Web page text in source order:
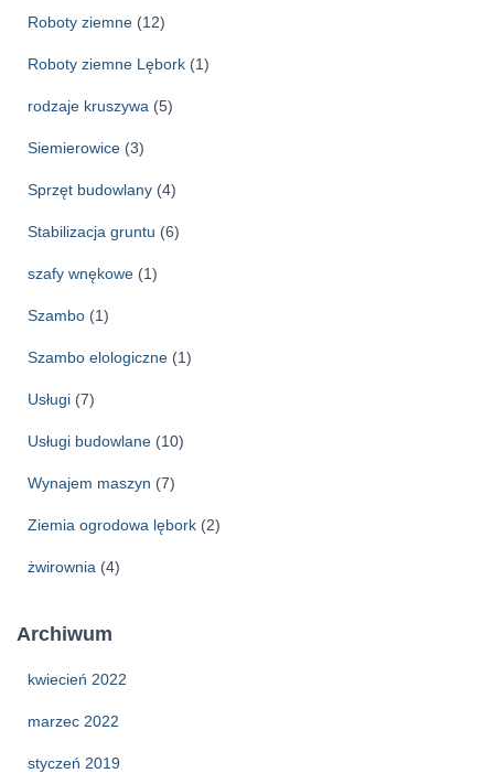
Roboty ziemne (12)
Roboty ziemne Lębork (1)
rodzaje kruszywa (5)
Siemierowice (3)
Sprzęt budowlany (4)
Stabilizacja gruntu (6)
szafy wnękowe (1)
Szambo (1)
Szambo elologiczne (1)
Usługi (7)
Usługi budowlane (10)
Wynajem maszyn (7)
Ziemia ogrodowa lębork (2)
żwirownia (4)
Archiwum
kwiecień 2022
marzec 2022
styczeń 2019